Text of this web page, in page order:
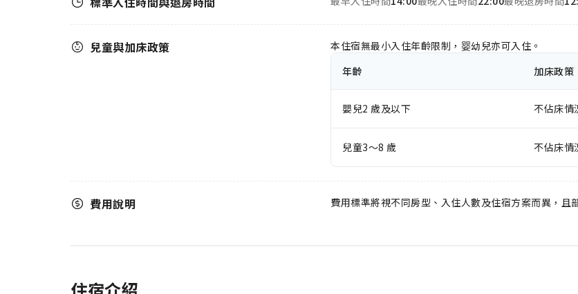
兒童與加床政策
本住宿無最小入住年齡限制，婴幼兒亦可入住。
年齡
加床政策
嬰兒2 歲及以下 不佔床情
兒童3～8 歲 不佔床情
費用說明 費用標準將視不同房型、入住人數及住宿方案而異，且